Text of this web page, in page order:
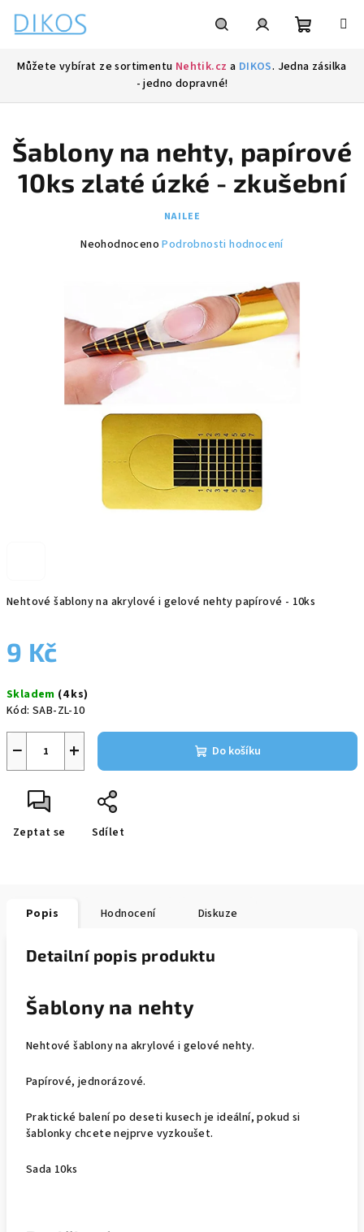
obsah
Můžete vybírat ze sortimentu Nehtik.cz a DIKOS. Jedna zásilka
- jedno dopravné!
Nehtové šablony na akrylové i gelové nehty papírové - 10ks
9 Kč
cena:
Skladem (4 ks)
Kód: SAB-ZL-10
+
− Do košíku
Zeptat se Sdílet
Šablony na nehty, papírové
10ks zlaté úzké - zkušební
NAILEE
Průměrné
z
5
hvězdiček.
Neohodnoceno Podrobnosti hodnocení
Popis Hodnocení Diskuze
Detailní popis produktu
Šablony na nehty
Nehtové šablony na akrylové i gelové nehty.
Papírové, jednorázové.
Praktické balení po deseti kusech je ideální, pokud si
šablonky chcete nejprve vyzkoušet.
Sada 10ks